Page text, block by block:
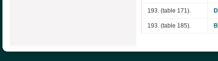
193. (table 171).
193. (table 185).